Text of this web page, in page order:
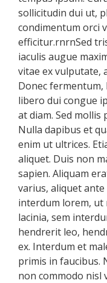
sollicitudin dui ut,
condimentum orci
efficitur.rnrnSed
iaculis augue
vitae ex vulputate,
Donec fermentum,
libero dui congue
at diam. Sed
Nulla dapibus et
enim ut ultrices.
aliquet. Duis non
sapien. Aliquam
varius, aliquet ante
interdum lorem, ut
lacinia, sem
hendrerit leo,
ex. Interdum et
primis in faucibus.
non commodo nisl